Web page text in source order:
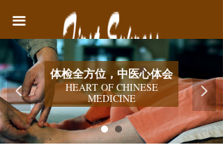
끀
首页
中医院简介
医疗业务
健康教育
联系我们
体检全方位，中医心体会
HEART OF CHINESE
MEDICINE
넳 넲